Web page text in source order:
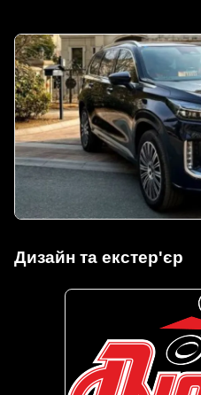
Дизайн та екстер'єр